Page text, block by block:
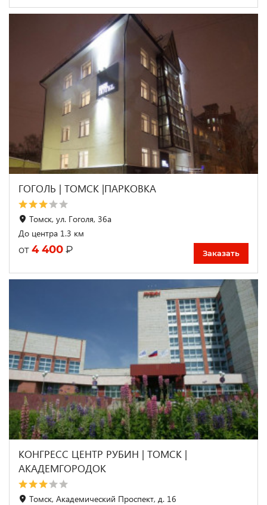
ГОГОЛЬ | ТОМСК |ПАРКОВКА
Томск, ул. Гоголя, 36а
До центра 1.3 км
от 4 400 ₽ Заказать
КОНГРЕСС ЦЕНТР РУБИН | ТОМСК |
АКАДЕМГОРОДОК
Томск, Академический Проспект, д. 16